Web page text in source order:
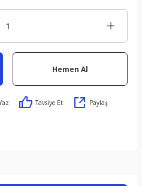
Hemen Al
Tavsiye Et Paylaş